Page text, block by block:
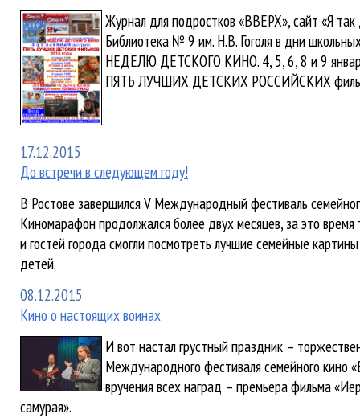
Журнал для подростков «ВВЕРХ», сайт «Я
Библиотека № 9 им. Н.В. Гоголя в дни
НЕДЕЛЮ ДЕТСКОГО КИНО. 4, 5, 6, 8 и 9
ПЯТЬ ЛУЧШИХ ДЕТСКИХ РОССИЙСКИХ
17.12.2015
До встречи в следующем году!
В Ростове завершился V Международный фестиваль
Киномарафон продолжался более двух месяцев, за это время
и гостей города смогли посмотреть лучшие семейные
детей.
08.12.2015
Кино о настоящих воинах
И вот настал грустный праздник –
Международного фестиваля семейного кино
вручения всех наград – премьера фильма
самурая».